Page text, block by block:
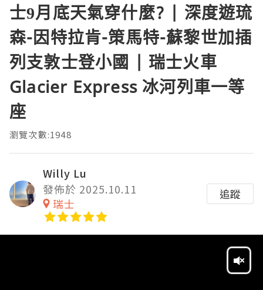
士9月底天氣穿什麼? | 深度遊琉
森-因特拉肯-策馬特-蘇黎世加插
列支敦士登小國 | 瑞士火車
Glacier Express 冰河列車一等
座
瀏覽次數:1948
Willy Lu
發佈於 2025.10.11
瑞士
追蹤